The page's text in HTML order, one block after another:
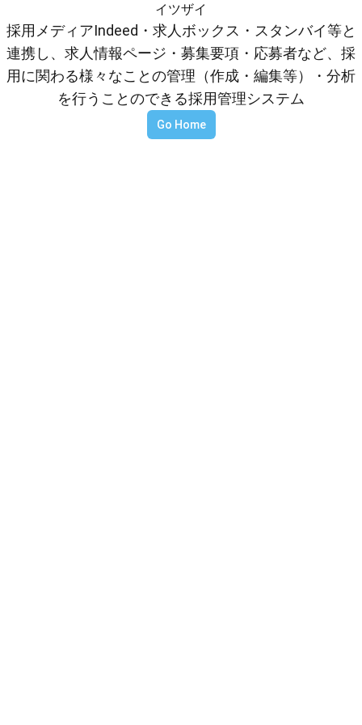
イツザイ
採用メディアIndeed・求人ボックス・スタンバイ等と
連携し、求人情報ページ・募集要項・応募者など、採
用に関わる様々なことの管理（作成・編集等）・分析
を行うことのできる採用管理システム
Go Home